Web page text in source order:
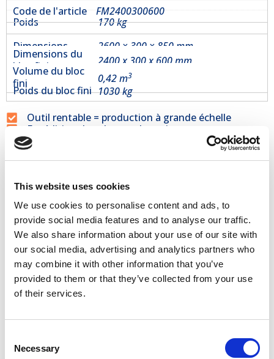
This website uses cookies
We use cookies to personalise content and ads, to
provide social media features and to analyse our traffic.
We also share information about your use of our site with
our social media, advertising and analytics partners who
may combine it with other information that you’ve
provided to them or that they’ve collected from your use
of their services.
Selection
Necessary
Code de l'article
FM2400300600
Poids
170 kg
Dimensions
2600 × 300 × 850 mm
Dimensions du
bloc fini
2400 x 300 x 600 mm
Volume du bloc
fini
0,42 m3
Poids du bloc fini 1030 kg
Outil rentable = production à grande échelle
Expédition dans le monde entier
Ventes sur stock
100 % de fidélité client sur 60 marchés
Produits connexes
Ouvertures à travers 30×60
200,00
Comment utiliser la
moisissure
Avantages